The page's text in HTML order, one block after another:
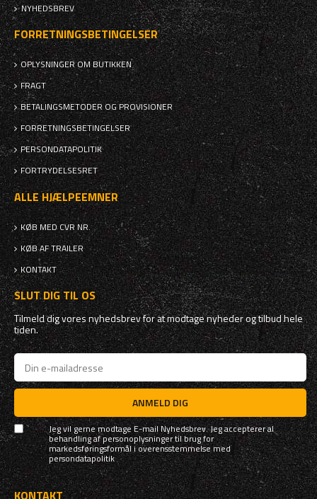
NYHEDSBREV
FORRETNINGSBETINGELSER
OPLYSNINGER OM BUTIKKEN
FRAGT
BETALINGSMETODER OG PROVISIONER
FORRETNINGSBETINGELSER
PERSONDATAPOLITIK
FORTRYDELSESRET
ALLE HJÆLPEEMNER
KØB MED CVR NR.
KØB AF TRAILER
KONTAKT
SLUT DIG TIL OS
Tilmeld dig vores nyhedsbrev for at modtage nyheder og tilbud hele
tiden.
ANMELD DIG
Jeg vil gerne modtage E-mail Nyhedsbrev. Jeg accepterer al
behandling af personoplysninger til brug for
markedsføringsformål i overensstemmelse med
persondatapolitik
KONTAKT